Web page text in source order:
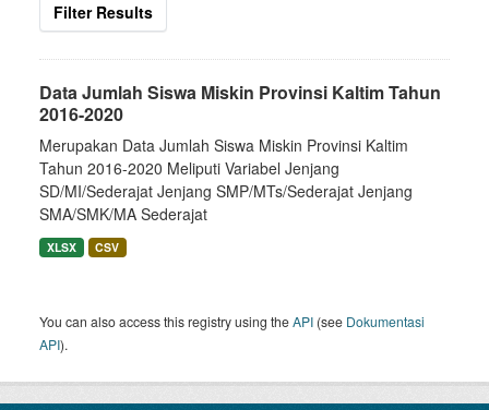
Filter Results
Data Jumlah Siswa Miskin Provinsi Kaltim Tahun
2016-2020
Merupakan Data Jumlah Siswa Miskin Provinsi Kaltim
Tahun 2016-2020 Meliputi Variabel Jenjang
SD/MI/Sederajat Jenjang SMP/MTs/Sederajat Jenjang
SMA/SMK/MA Sederajat
XLSX CSV
You can also access this registry using theAPI (see Dokumentasi
API).